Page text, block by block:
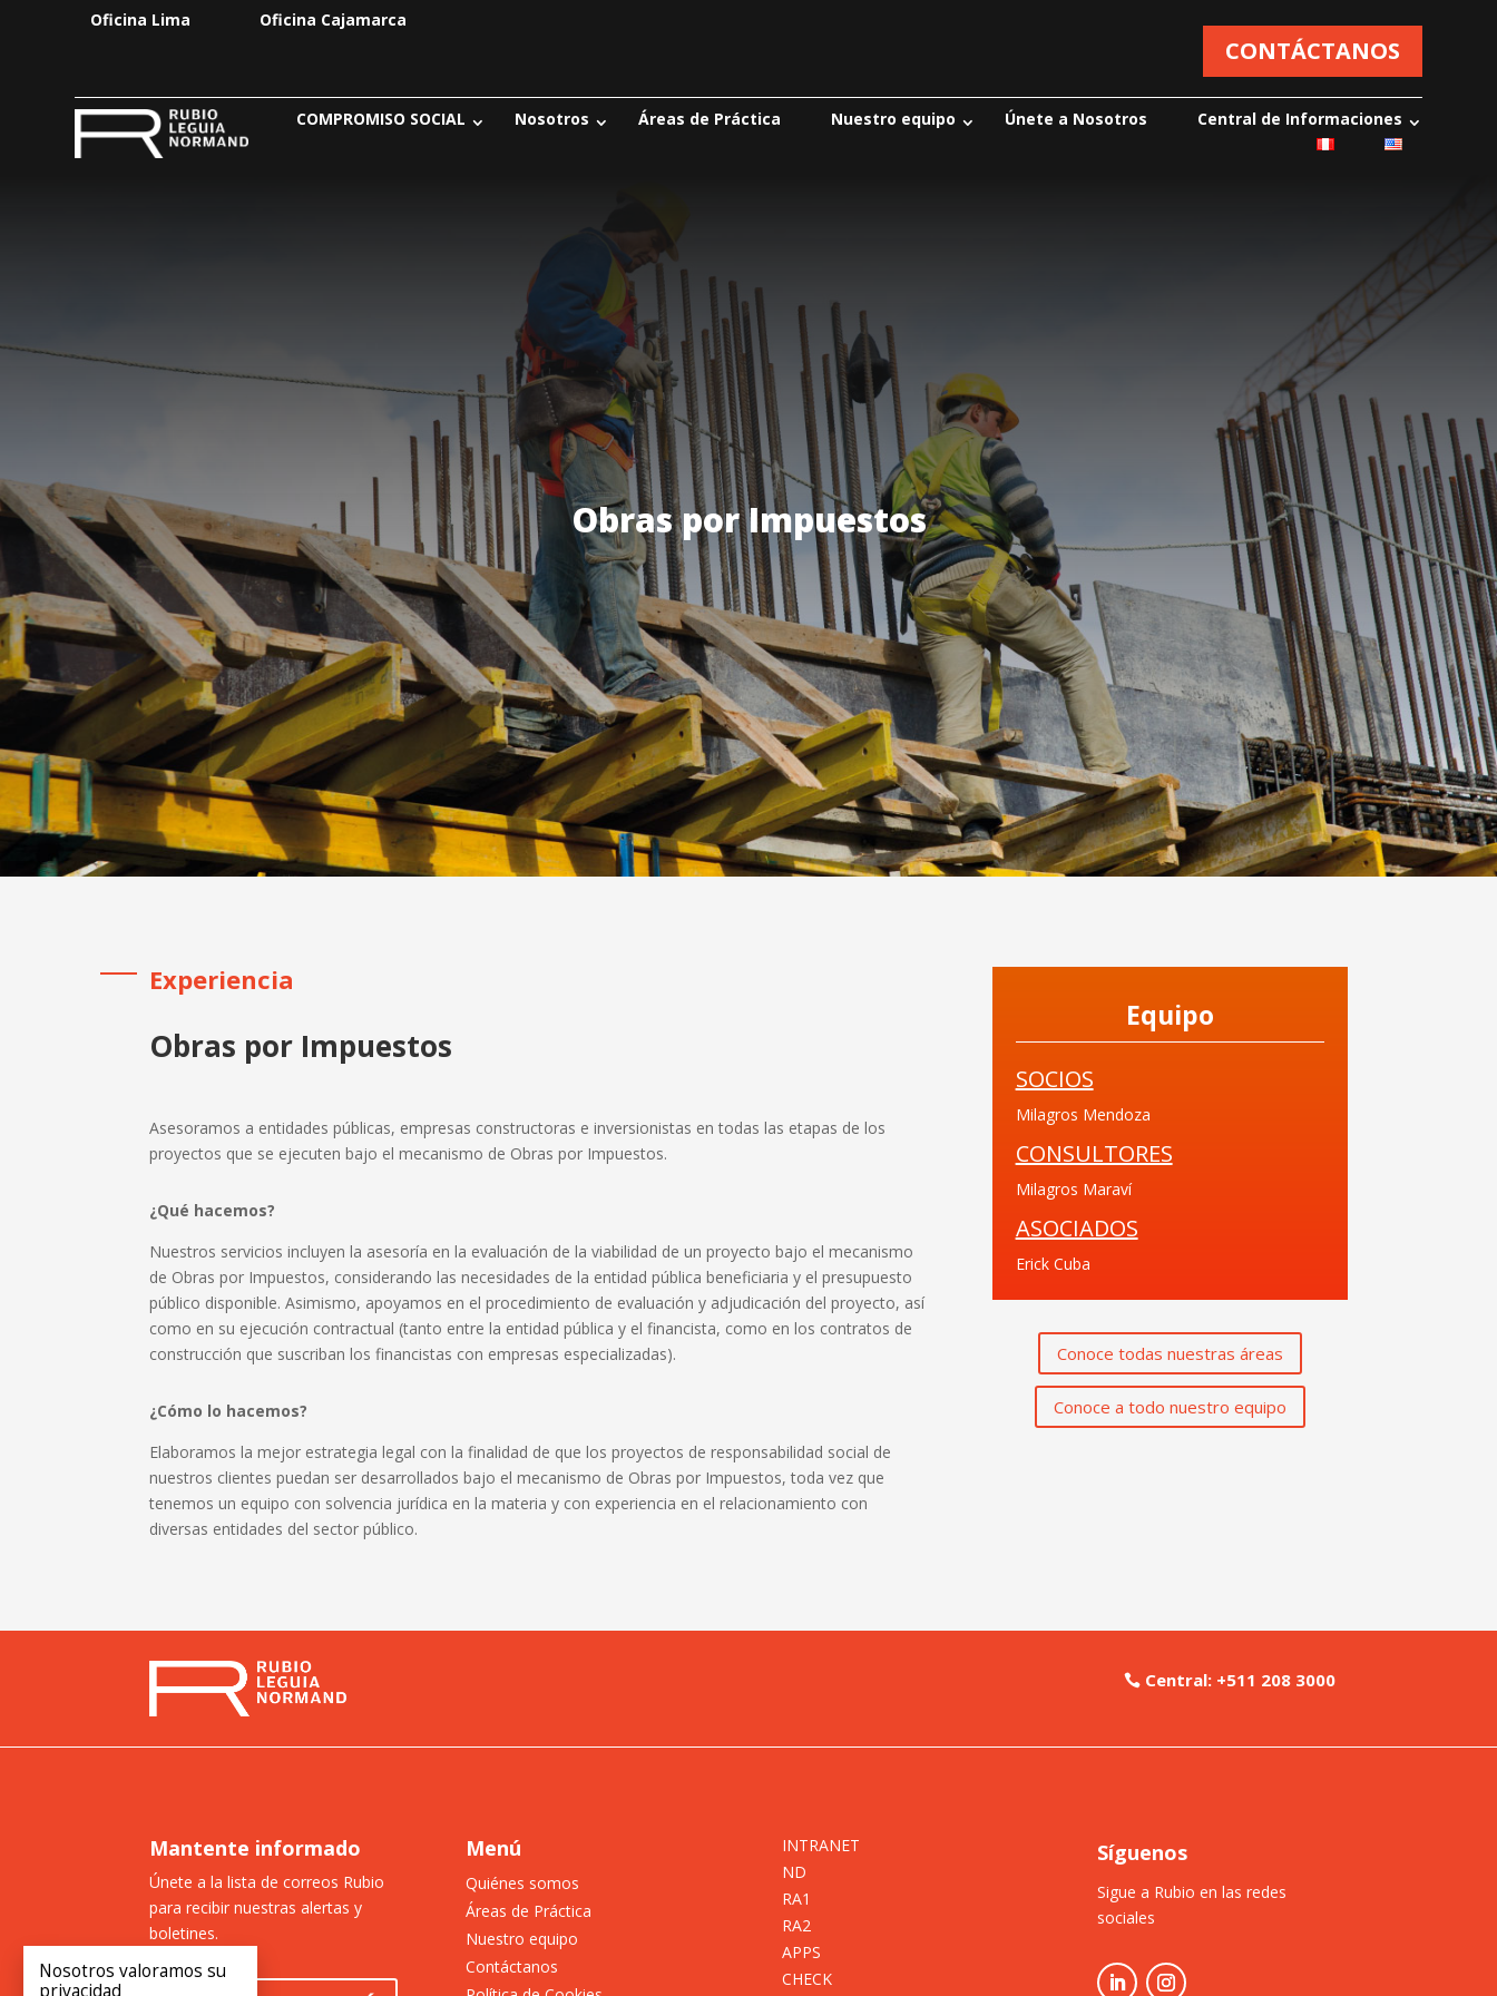
Oficina Lima Oficina Cajamarca
CONTÁCTANOS
COMPROMISO SOCIAL Nosotros Áreas de Práctica Nuestro equipo Únete a Nosotros Central de Informaciones
Obras por Impuestos
Experiencia
Obras por Impuestos
Asesoramos a entidades públicas, empresas constructoras e inversionistas en todas las etapas de los
proyectos que se ejecuten bajo el mecanismo de Obras por Impuestos.
¿Qué hacemos?
Nuestros servicios incluyen la asesoría en la evaluación de la viabilidad de un proyecto bajo el mecanismo
de Obras por Impuestos, considerando las necesidades de la entidad pública beneficiaria y el presupuesto
público disponible. Asimismo, apoyamos en el procedimiento de evaluación y adjudicación del proyecto, así
como en su ejecución contractual (tanto entre la entidad pública y el financista, como en los contratos de
construcción que suscriban los financistas con empresas especializadas).
¿Cómo lo hacemos?
Elaboramos la mejor estrategia legal con la finalidad de que los proyectos de responsabilidad social de
nuestros clientes puedan ser desarrollados bajo el mecanismo de Obras por Impuestos, toda vez que
tenemos un equipo con solvencia jurídica en la materia y con experiencia en el relacionamiento con
diversas entidades del sector público.
Equipo
SOCIOS
Milagros Mendoza
CONSULTORES
Milagros Maraví
ASOCIADOS
Erick Cuba
Conoce todas nuestras áreas
Conoce a todo nuestro equipo
Central: +511 208 3000
Mantente informado
Únete a la lista de correos Rubio
para recibir nuestras alertas y
boletines.
Menú
Quiénes somos
Áreas de Práctica
Nuestro equipo
Contáctanos
INTRANET
ND
RA1
RA2
APPS
CHECK
Síguenos
Sigue a Rubio en las redes
sociales
Nosotros valoramos su
privacidad